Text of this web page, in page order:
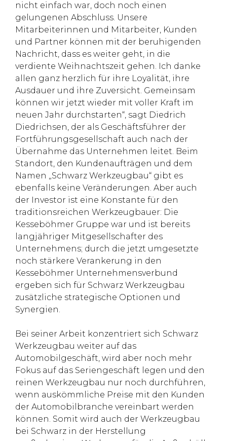
nicht einfach war, doch noch einen
gelungenen Abschluss. Unsere
Mitarbeiterinnen und Mitarbeiter, Kunden
und Partner können mit der beruhigenden
Nachricht, dass es weiter geht, in die
verdiente Weihnachtszeit gehen. Ich danke
allen ganz herzlich für ihre Loyalität, ihre
Ausdauer und ihre Zuversicht. Gemeinsam
können wir jetzt wieder mit voller Kraft im
neuen Jahr durchstarten“, sagt Diedrich
Diedrichsen, der als Geschäftsführer der
Fortführungsgesellschaft auch nach der
Übernahme das Unternehmen leitet. Beim
Standort, den Kundenaufträgen und dem
Namen „Schwarz Werkzeugbau“ gibt es
ebenfalls keine Veränderungen. Aber auch
der Investor ist eine Konstante für den
traditionsreichen Werkzeugbauer: Die
Kesseböhmer Gruppe war und ist bereits
langjähriger Mitgesellschafter des
Unternehmens; durch die jetzt umgesetzte
noch stärkere Verankerung in den
Kesseböhmer Unternehmensverbund
ergeben sich für Schwarz Werkzeugbau
zusätzliche strategische Optionen und
Synergien.
Bei seiner Arbeit konzentriert sich Schwarz
Werkzeugbau weiter auf das
Automobilgeschäft, wird aber noch mehr
Fokus auf das Seriengeschäft legen und den
reinen Werkzeugbau nur noch durchführen,
wenn auskömmliche Preise mit den Kunden
der Automobilbranche vereinbart werden
können. Somit wird auch der Werkzeugbau
bei Schwarz in der Herstellung